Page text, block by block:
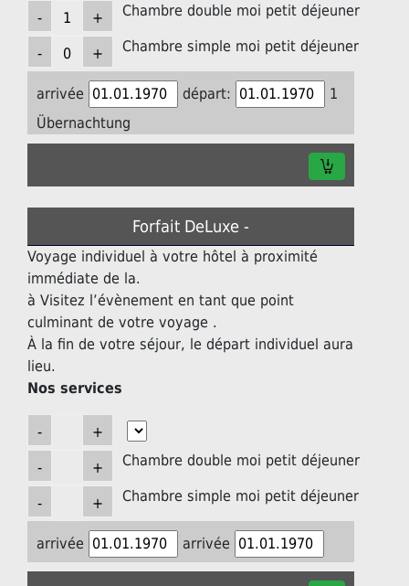
Chambre double moi petit déjeuner
Chambre simple moi petit déjeuner
arrivée départ:
1
Übernachtung
Forfait DeLuxe -
Voyage individuel à votre hôtel à proximité
immédiate de la.
à Visitez l’évènement en tant que point
culminant de votre voyage .
À la fin de votre séjour, le départ individuel aura
lieu.
Nos services
Chambre double moi petit déjeuner
Chambre simple moi petit déjeuner
arrivée arrivée